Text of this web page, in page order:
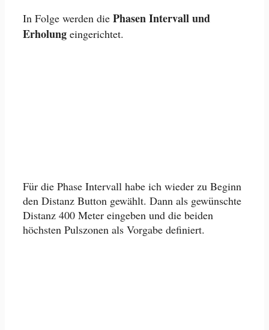
In Folge werden die Phasen Intervall und
Erholung eingerichtet.
Für die Phase Intervall habe ich wieder zu Beginn
den Distanz Button gewählt. Dann als gewünschte
Distanz 400 Meter eingeben und die beiden
höchsten Pulszonen als Vorgabe definiert.